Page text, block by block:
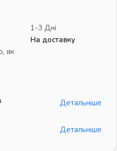
як
1-3 Дні
На доставку
Детальніше
Детальніше